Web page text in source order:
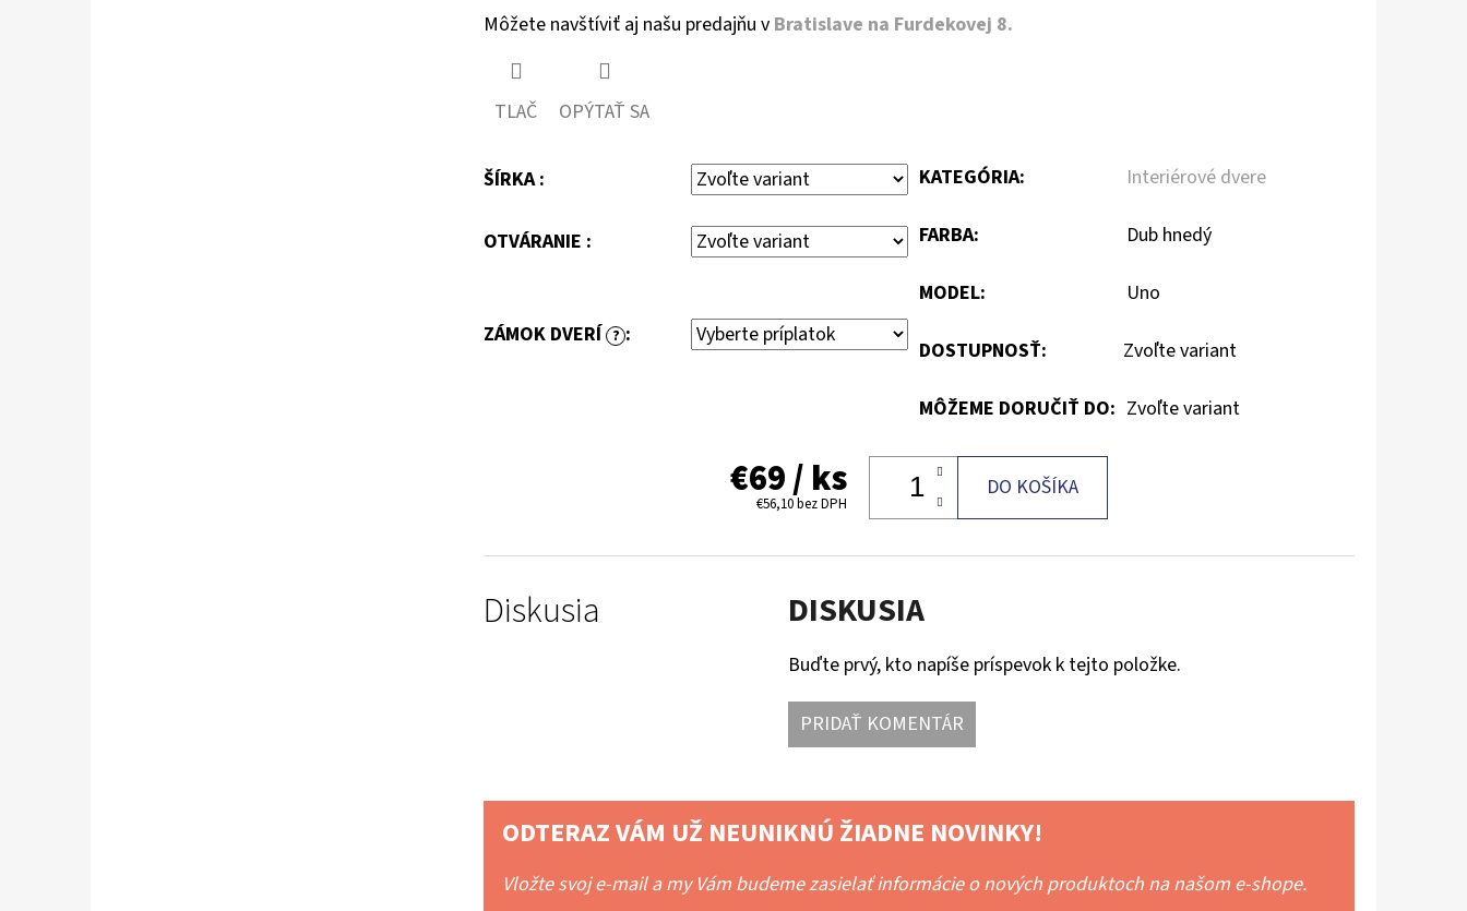
Môžete navštíviť aj našu predajňu v Bratislave na Furdekovej 8.
TLAČ OPÝTAŤ SA
ŠÍRKA :
OTVÁRANIE :
ZÁMOK DVERÍ ? :
KATEGÓRIA: Interiérové dvere
FARBA: Dub hnedý
MODEL: Uno
DOSTUPNOSŤ: Zvoľte variant
MÔŽEME DORUČIŤ DO: Zvoľte variant
€69/ ks
€56,10bez DPH
DO KOŠÍKA
Diskusia DISKUSIA
Buďte prvý, kto napíše príspevok k tejto položke.
PRIDAŤ KOMENTÁR
ODTERAZ VÁM UŽ NEUNIKNÚ ŽIADNE NOVINKY!
Vložte svoj e-mail a my Vám budeme zasielať informácie o nových produktoch na našom e-shope.